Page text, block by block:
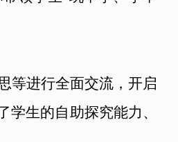
等进行全面交流，开启
生的自助探究能力、